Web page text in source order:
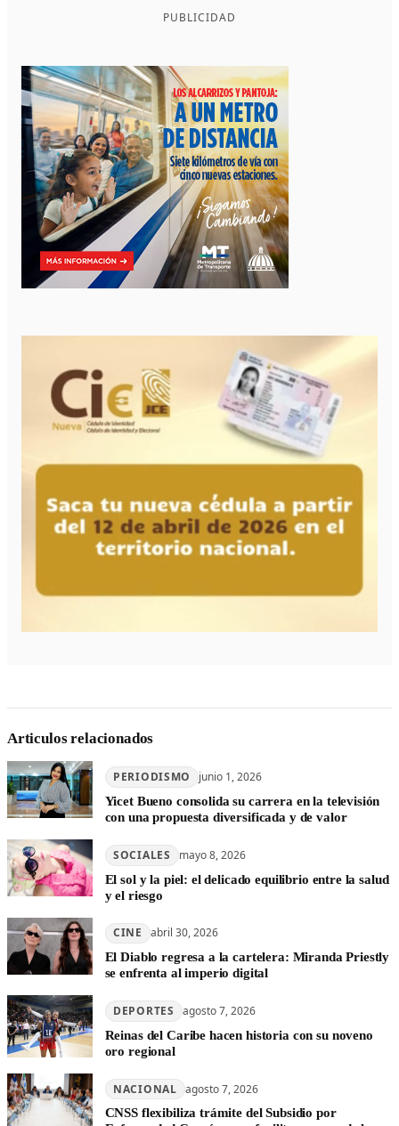
PUBLICIDAD
Articulos relacionados
PERIODISMO junio 1, 2026
Yicet Bueno consolida su carrera en la televisión
con una propuesta diversificada y de valor
SOCIALES mayo 8, 2026
El sol y la piel: el delicado equilibrio entre la salud
y el riesgo
CINE abril 30, 2026
El Diablo regresa a la cartelera: Miranda Priestly
se enfrenta al imperio digital
DEPORTES agosto 7, 2026
Reinas del Caribe hacen historia con su noveno
oro regional
NACIONAL agosto 7, 2026
CNSS flexibiliza trámite del Subsidio por